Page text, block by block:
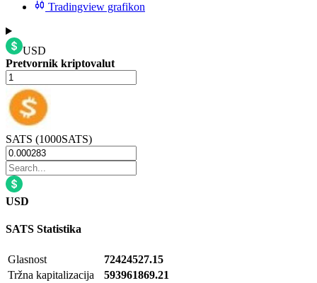
Tradingview grafikon
USD
Pretvornik kriptovalut
SATS (1000SATS)
USD
SATS Statistika
Glasnost
72424527.15
Tržna kapitalizacija
593961869.21